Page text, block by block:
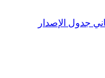
جدول الإصدار